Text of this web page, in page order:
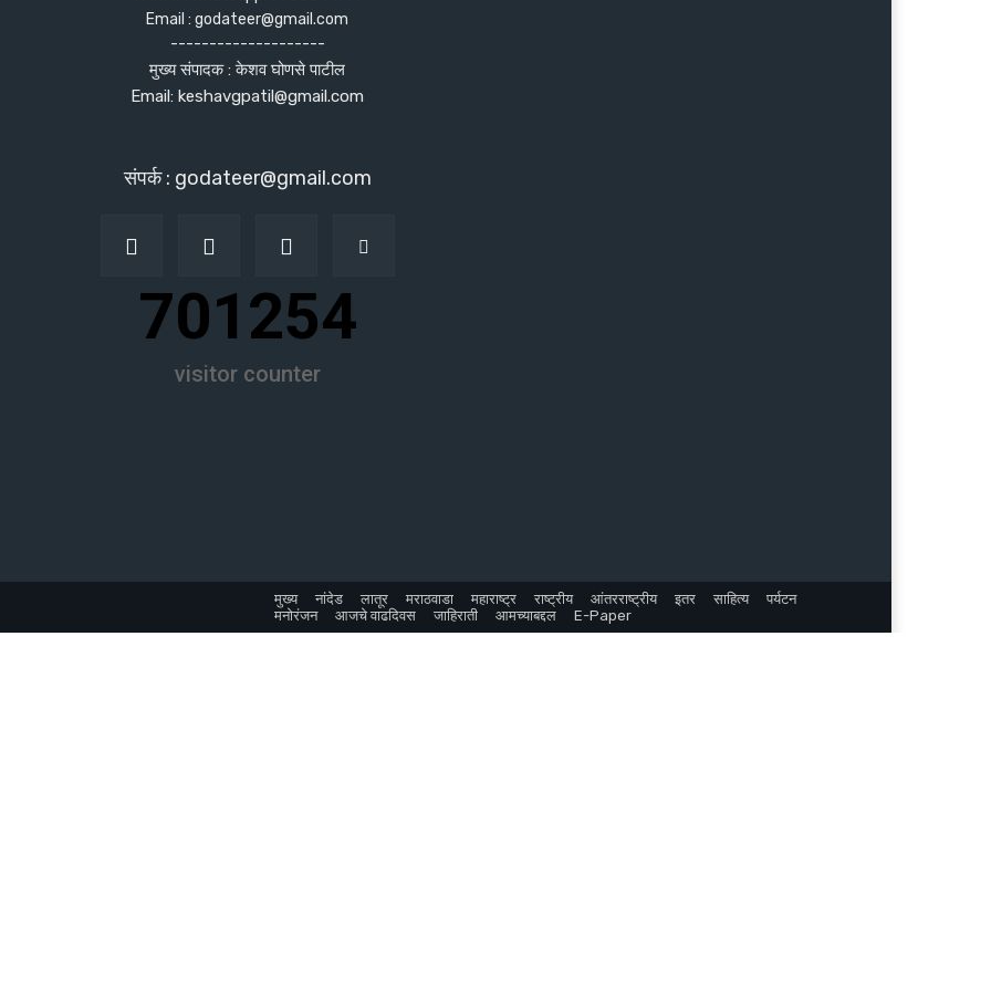
Email : godateer@gmail.com
--------------------
मुख्य संपादक : केशव घोणसे पाटील
Email: keshavgpatil@gmail.com
संपर्क : godateer@gmail.com
701254
visitor counter
मुख्य नांदेड लातूर मराठवाडा महाराष्ट्र राष्ट्रीय आंतरराष्ट्रीय इतर साहित्य
पर्यटन
मनोरंजन
आजचे वाढदिवस जाहिराती आमच्याबद्दल E-Paper